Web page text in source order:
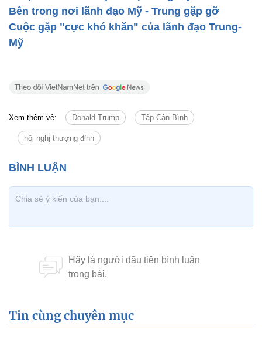
Bên trong nơi lãnh đạo Mỹ - Trung gặp gỡ
Cuộc gặp "cực khó khăn" của lãnh đạo Trung-
Mỹ
Xem thêm về: Donald Trump Tập Cận Bình
hội nghị thượng đỉnh
Tin cùng chuyên mục